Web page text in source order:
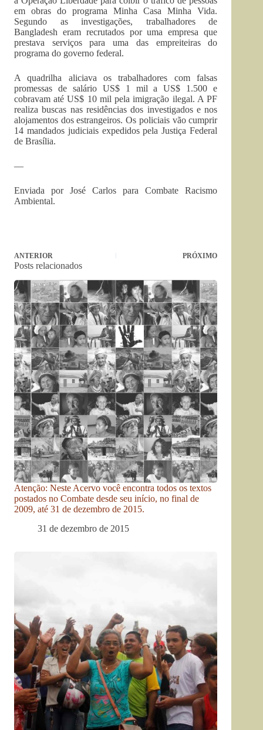
em obras do programa Minha Casa Minha Vida.
Segundo as investigações, trabalhadores de
Bangladesh eram recrutados por uma empresa que
prestava serviços para uma das empreiteiras do
programa do governo federal.
A quadrilha aliciava os trabalhadores com falsas
promessas de salário US$ 1 mil a US$ 1.500 e
cobravam até US$ 10 mil pela imigração ilegal. A PF
realiza buscas nas residências dos investigados e nos
alojamentos dos estrangeiros. Os policiais vão cumprir
14 mandados judiciais expedidos pela Justiça Federal
de Brasília.
—
Enviada por José Carlos para Combate Racismo
Ambiental.
ANTERIOR PRÓXIMO
Posts relacionados
Atenção: Neste Acervo você encontra todos os textos
postados no Combate desde seu início, no final de
2009, até 31 de dezembro de 2015.
31 de dezembro de 2015